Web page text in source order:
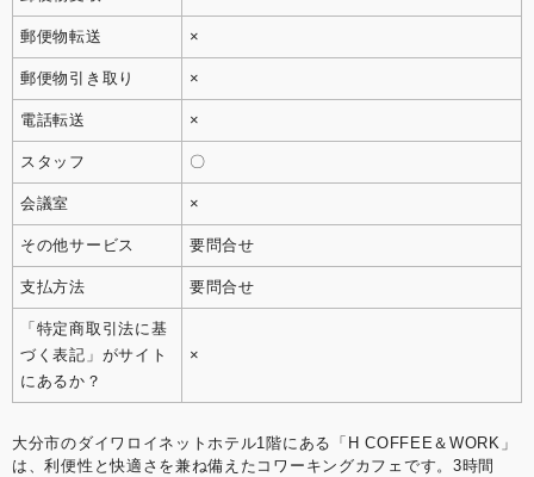
郵便物転送 ×
郵便物引き取り ×
電話転送 ×
スタッフ 〇
会議室 ×
その他サービス 要問合せ
支払方法 要問合せ
「特定商取引法に基
づく表記」がサイト
にあるか？
×
大分市のダイワロイネットホテル1階にある「H COFFEE＆WORK」
は、利便性と快適さを兼ね備えたコワーキングカフェです。3時間